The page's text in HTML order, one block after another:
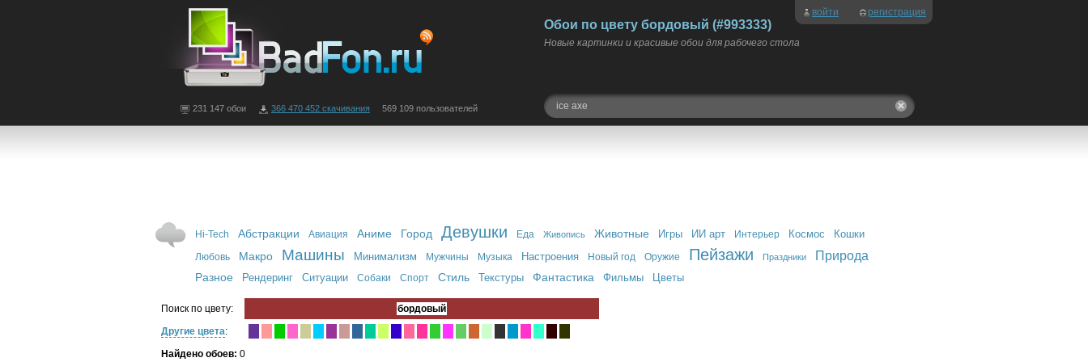
войти регистрация
Обои по цвету бордовый (#993333)
Новые картинки и красивые обои для рабочего стола
231 147 обои 366 470 452 скачивания 569 109 пользователей
Hi-Tech Абстракции Авиация Аниме Город Девушки Еда Живопись Животные Игры ИИ арт Интерьер Космос Кошки
Любовь Макро Машины Минимализм Мужчины Музыка Настроения Новый год Оружие Пейзажи Праздники Природа
Разное Рендеринг Ситуации Собаки Спорт Стиль Текстуры Фантастика Фильмы Цветы
Поиск по цвету:
бордовый
Другие цвета:
Найдено обоев: 0